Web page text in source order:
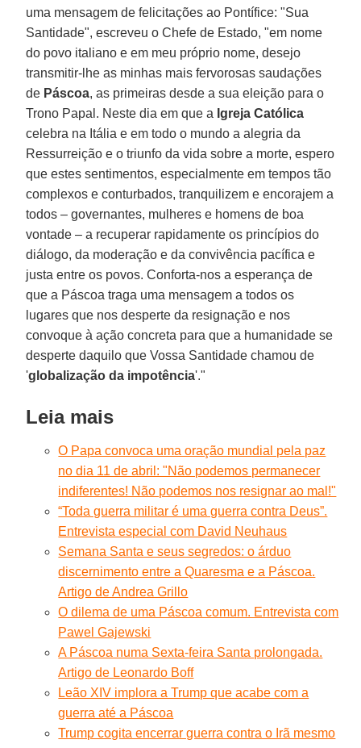
uma mensagem de felicitações ao Pontífice: "Sua
Santidade", escreveu o Chefe de Estado, "em nome
do povo italiano e em meu próprio nome, desejo
transmitir-lhe as minhas mais fervorosas saudações
de Páscoa, as primeiras desde a sua eleição para o
Trono Papal. Neste dia em que a Igreja Católica
celebra na Itália e em todo o mundo a alegria da
Ressurreição e o triunfo da vida sobre a morte, espero
que estes sentimentos, especialmente em tempos tão
complexos e conturbados, tranquilizem e encorajem a
todos – governantes, mulheres e homens de boa
vontade – a recuperar rapidamente os princípios do
diálogo, da moderação e da convivência pacífica e
justa entre os povos. Conforta-nos a esperança de
que a Páscoa traga uma mensagem a todos os
lugares que nos desperte da resignação e nos
convoque à ação concreta para que a humanidade se
desperte daquilo que Vossa Santidade chamou de
'globalização da impotência'."
Leia mais
O Papa convoca uma oração mundial pela paz
no dia 11 de abril: "Não podemos permanecer
indiferentes! Não podemos nos resignar ao mal!"
“Toda guerra militar é uma guerra contra Deus”.
Entrevista especial com David Neuhaus
Semana Santa e seus segredos: o árduo
discernimento entre a Quaresma e a Páscoa.
Artigo de Andrea Grillo
O dilema de uma Páscoa comum. Entrevista com
Pawel Gajewski
A Páscoa numa Sexta-feira Santa prolongada.
Artigo de Leonardo Boff
Leão XIV implora a Trump que acabe com a
guerra até a Páscoa
Trump cogita encerrar guerra contra o Irã mesmo